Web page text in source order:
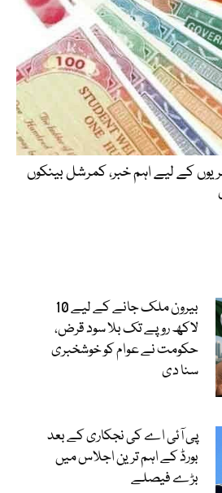
بیرون ملک جانے کے لیے 10
لاکھ روپے تک بلا سود قرض،
حکومت نے عوام کو خوشخبری
سنا دی
پی آئی اے کی نجکاری کے بعد
بورڈ کے اہم ترین اجلاس میں
بڑے فیصلے
کے لیے اہم خبر، کمرشل بینکوں